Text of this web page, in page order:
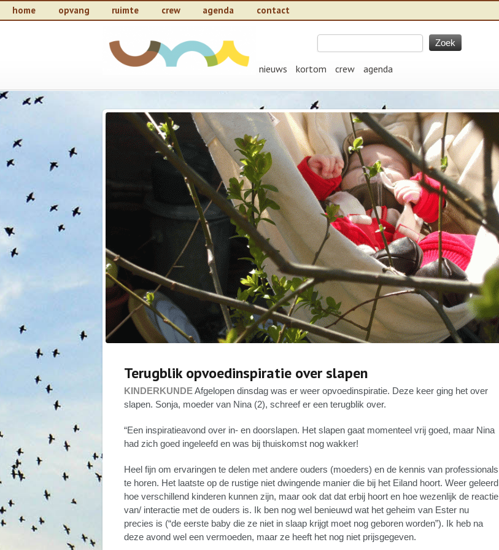
home opvang ruimte crew agenda contact
nieuws kortom crew agenda
Terugblik opvoedinspiratie over slapen
KINDERKUNDEAfgelopen dinsdag was er weer opvoedinspiratie. Deze keer ging het over
slapen. Sonja, moeder van Nina (2), schreef er een terugblik over.
“Een inspiratieavond over in- en doorslapen. Het slapen gaat momenteel vrij goed, maar Nina
had zich goed ingeleefd en was bij thuiskomst nog wakker!
Heel fijn om ervaringen te delen met andere ouders (moeders) en de kennis van professionals
te horen. Het laatste op de rustige niet dwingende manier die bij het Eiland hoort. Weer geleerd
hoe verschillend kinderen kunnen zijn, maar ook dat dat erbij hoort en hoe wezenlijk de reactie
van/ interactie met de ouders is. Ik ben nog wel benieuwd wat het geheim van Ester nu
precies is (“de eerste baby die ze niet in slaap krijgt moet nog geboren worden”). Ik heb na
deze avond wel een vermoeden, maar ze heeft het nog niet prijsgegeven.